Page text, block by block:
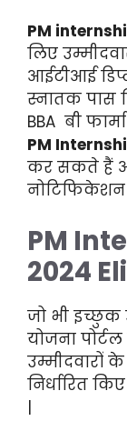
PM
लिए
आईटीआई
स्नातक पास
BBA बी
PM
कर सकते हैं
PM
2024
जो भी इच्छुक
योजना
उम्मीदवारों
निर्धारित
|